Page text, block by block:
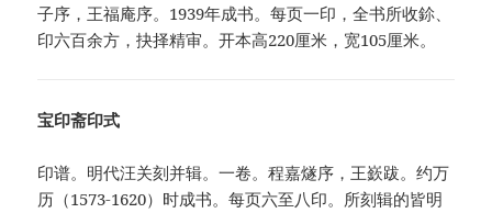
子序，王福庵序。1939年成书。每页一印，全书所收鉩、
印六百余方，抉择精审。开本高220厘米，宽105厘米。
宝印斋印式
印谱。明代汪关刻并辑。一卷。程嘉燧序，王嶔跋。约万
历（1573-1620）时成书。每页六至八印。所刻辑的皆明